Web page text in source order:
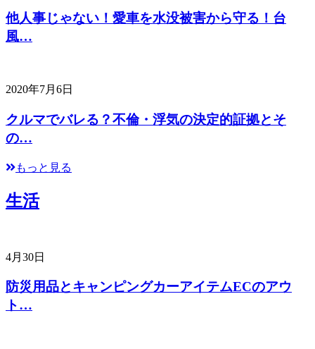
他人事じゃない！愛車を水没被害から守る！台
風…
2020年7月6日
クルマでバレる？不倫・浮気の決定的証拠とそ
の…
もっと見る
生活
4月30日
防災用品とキャンピングカーアイテムECのアウ
ト…